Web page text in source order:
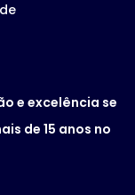
e excelência se
de 15 anos no